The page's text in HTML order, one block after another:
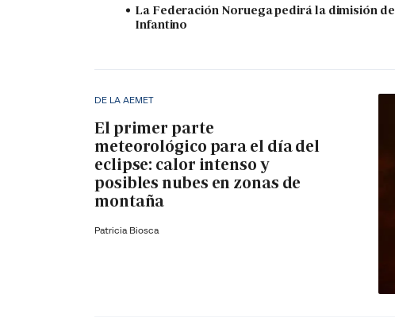
La Federación Noruega pedirá la dimisión de
Infantino
DE LA AEMET
El primer parte
meteorológico para el día del
eclipse: calor intenso y
posibles nubes en zonas de
montaña
Patricia Biosca